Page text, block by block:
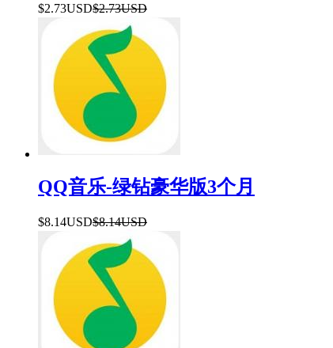
$2.73USD$2.73USD
QQ音乐-绿钻豪华版3个月
$8.14USD$8.14USD